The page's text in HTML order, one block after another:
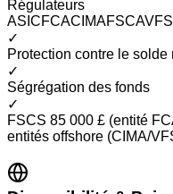
Régulateurs
ASICFCACIMAFSCA
✓
Protection contre le solde
✓
Ségrégation des fonds
✓
FSCS 85 000 £ (entité
entités offshore (CIMA/